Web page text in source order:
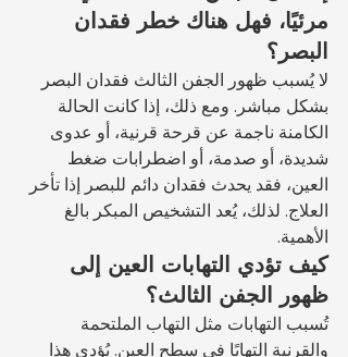
مرئيًا، فهل هناك خطر فقدان
البصر؟
لا يُسبب ظهور الجفن الثالث فقدان البصر
بشكل مباشر. ومع ذلك، إذا كانت الحالة
الكامنة ناجمة عن قرحة قرنية، أو عدوى
شديدة، أو صدمة، أو اضطرابات ضغط
العين، فقد يحدث فقدان دائم للبصر إذا تأخر
العلاج. لذلك، يُعد التشخيص المبكر بالغ
الأهمية.
كيف تؤدي التهابات العين إلى
ظهور الجفن الثالث؟
تُسبب التهابات مثل التهاب الملتحمة
والقرنية التهابًا في سطح العين. يُؤدي هذا